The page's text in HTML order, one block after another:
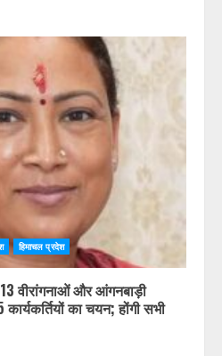
हिमाचल प्रदेश
वीरांगनाओं और आंगनबाड़ी
का चयन; होंगी सभी